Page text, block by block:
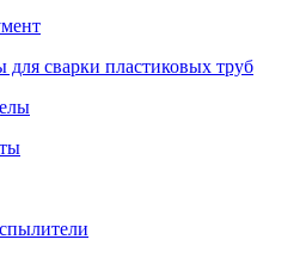
для сварки пластиковых труб